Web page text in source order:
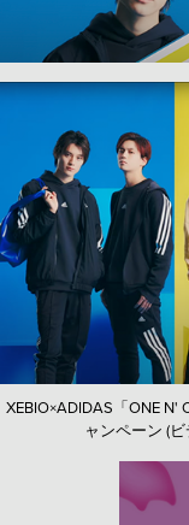
XEBIO×ADIDAS「ONE
ャンペーン (